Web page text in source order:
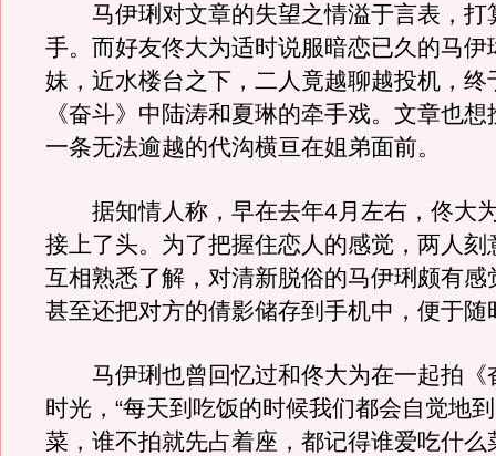
马伊琍对文章的失望之情溢于言表，打
手。而好友佟大为适时说服暗恋已久的马伊
妹，近水楼台之下，二人竟越聊越投机，终
《奋斗》中陆涛和夏琳的牵手戏。文章也
一条无法逾越的代沟横亘在姐弟面前。
据知情人称，早在去年4月左右，佟大
接上了头。为了把握住恋人的感觉，两人刻
互相熟悉了解，对清新脱俗的马伊琍颇有感
甚至还把对方的倩影储存到手机中，便于随
马伊琍也曾回忆过和佟大为在一起拍《
时光，“每天到吃饭的时候我们都会自觉地
菜，谁不拍就先占着座，都记得谁爱吃什